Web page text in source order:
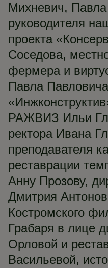
Михневич,
руководителя
проекта
Соседова,
фермера и
Павла
РАЖВИЗ Ильи
ректора Ивана
преподавателя
реставрации
Анну Прозову,
Дмитрия
Костромского
Грабаря в лице
Орловой и
Васильевой,